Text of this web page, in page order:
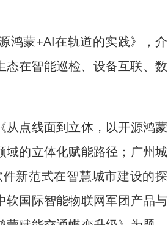
蒙+AI在轨道的实践》，介
在智能巡检、设备互联、数
点线面到立体，以开源鸿蒙
域的立体化赋能路径；广州城
新范式在智慧城市建设的探
软国际智能物联网军团产品与